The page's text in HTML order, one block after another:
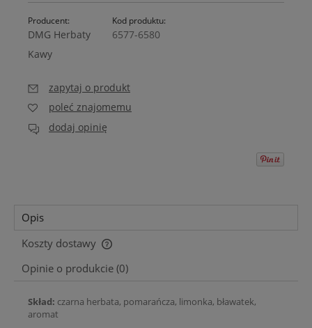
Producent:
DMG Herbaty
Kawy
Kod produktu:
6577-6580
zapytaj o produkt
poleć znajomemu
dodaj opinię
Opis
Koszty dostawy
Cena nie zawiera ewentualnych kosztów płatności
Opinie o produkcie (0)
Skład: czarna herbata, pomarańcza, limonka, bławatek,
aromat